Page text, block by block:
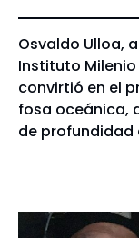
Osvaldo Ulloa,
Instituto
convirtió en el
fosa oceánica,
de profundidad